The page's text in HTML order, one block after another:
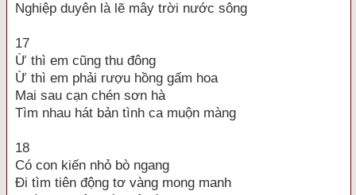
Nghiệp duyên là lẽ mây trời nước sông
17
Ừ thì em cũng thu đông
Ừ thì em phải rượu hồng gấm hoa
Mai sau cạn chén sơn hà
Tìm nhau hát bản tình ca muộn màng
18
Có con kiến nhỏ bò ngang
Đi tìm tiên động tơ vàng mong manh